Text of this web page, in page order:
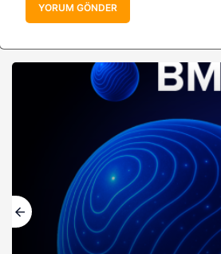
YORUM GÖNDER